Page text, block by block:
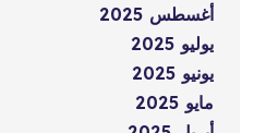
أغسطس 2025
يوليو 2025
يونيو 2025
مايو 2025